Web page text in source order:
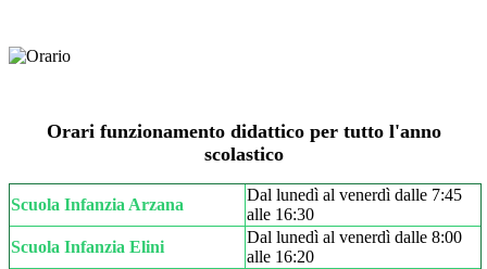
Orari funzionamento didattico per tutto l'anno
scolastico
Scuola Infanzia Arzana
Dal lunedì al venerdì dalle 7:45
alle 16:30
Scuola Infanzia Elini
Dal lunedì al venerdì dalle 8:00
alle 16:20